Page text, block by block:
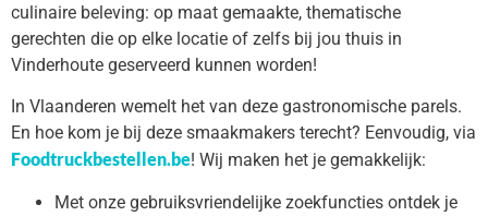
culinaire beleving: op maat gemaakte, thematische
gerechten die op elke locatie of zelfs bij jou thuis in
Vinderhoute geserveerd kunnen worden!
In Vlaanderen wemelt het van deze gastronomische parels.
En hoe kom je bij deze smaakmakers terecht? Eenvoudig, via
Foodtruckbestellen.be! Wij maken het je gemakkelijk:
Met onze gebruiksvriendelijke zoekfuncties ontdek je